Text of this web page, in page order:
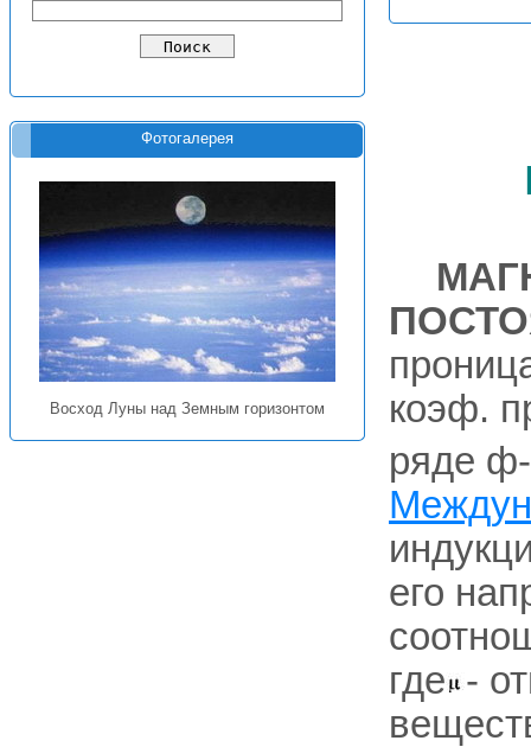
Фотогалерея
Восход Луны над Земным горизонтом
коэф.
ряде ф-
его
где -